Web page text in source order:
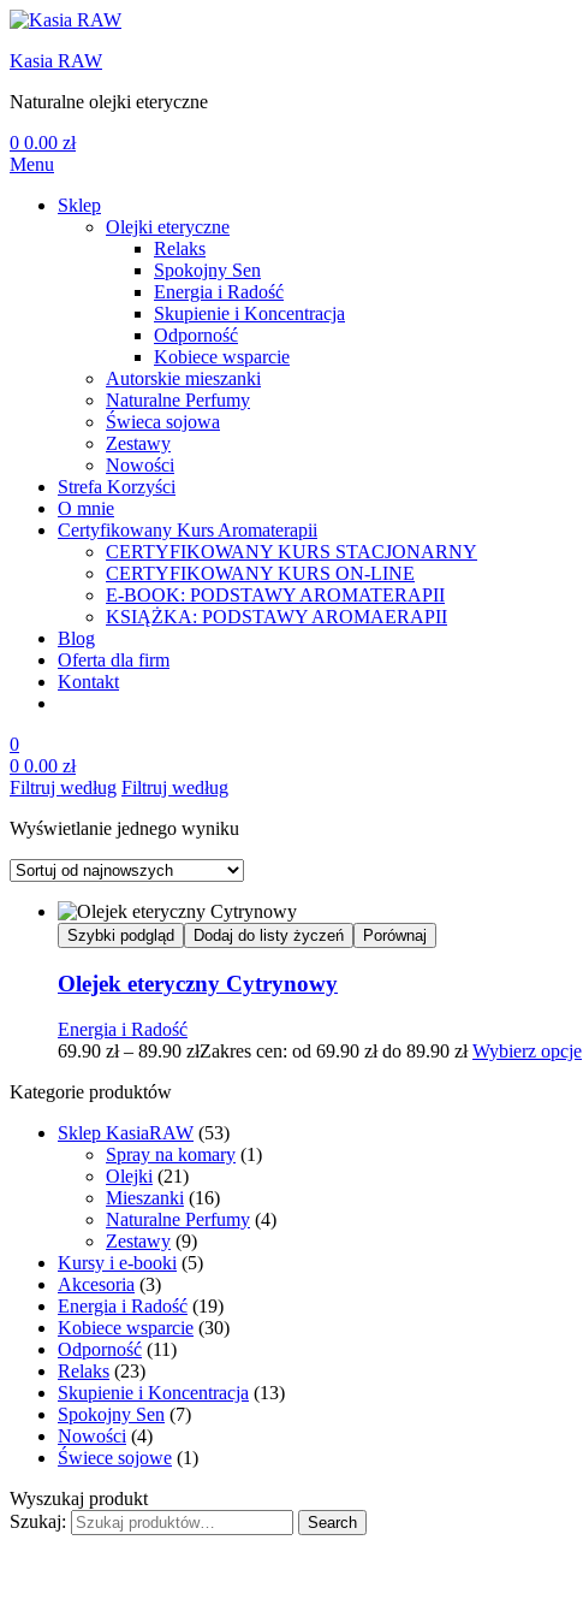
Kasia RAW
Naturalne olejki eteryczne
0 0.00 zł
Menu
Sklep
Olejki eteryczne
Relaks
Spokojny Sen
Energia i Radość
Skupienie i Koncentracja
Odporność
Kobiece wsparcie
Autorskie mieszanki
Naturalne Perfumy
Świeca sojowa
Zestawy
Nowości
Strefa Korzyści
O mnie
Certyfikowany Kurs Aromaterapii
CERTYFIKOWANY KURS STACJONARNY
CERTYFIKOWANY KURS ON-LINE
E-BOOK: PODSTAWY AROMATERAPII
KSIĄŻKA: PODSTAWY AROMAERAPII
Blog
Oferta dla firm
Kontakt
0
0 0.00 zł
Filtruj według Filtruj według
Wyświetlanie jednego wyniku
Szybki podgląd Dodaj do listy życzeń Porównaj
Olejek eteryczny Cytrynowy
Energia i Radość
69.90 zł – 89.90 złZakres cen: od 69.90 zł do 89.90 zł Wybierz opcje
Kategorie produktów
Sklep KasiaRAW (53)
Spray na komary (1)
Olejki (21)
Mieszanki (16)
Naturalne Perfumy (4)
Zestawy (9)
Kursy i e-booki (5)
Akcesoria (3)
Energia i Radość (19)
Kobiece wsparcie (30)
Odporność (11)
Relaks (23)
Skupienie i Koncentracja (13)
Spokojny Sen (7)
Nowości (4)
Świece sojowe (1)
Wyszukaj produkt
Szukaj:
Search